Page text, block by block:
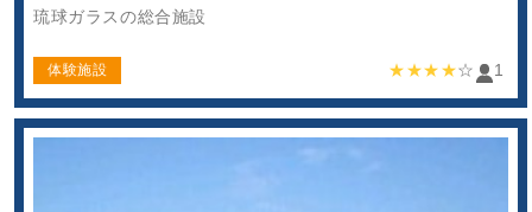
琉球ガラスの総合施設
体験施設 ★★★★☆ 1